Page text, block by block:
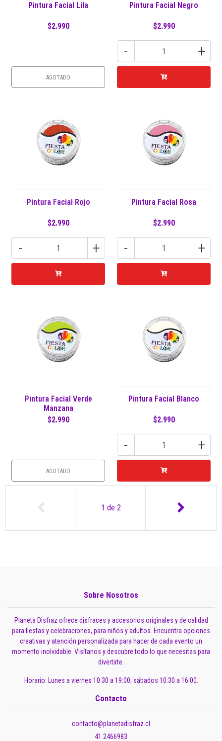
Pintura Facial Lila
$2.990
AGOTADO
Pintura Facial Negro
$2.990
- +
Pintura Facial Rojo
$2.990
- +
Pintura Facial Rosa
$2.990
- +
Pintura Facial Verde
Manzana
$2.990
AGOTADO
Pintura Facial Blanco
$2.990
- +
1 de 2
Sobre Nosotros
Planeta Disfraz ofrece disfraces y accesorios originales y de calidad
para fiestas y celebraciones, para niños y adultos. Encuentra opciones
creativas y atención personalizada para hacer de cada evento un
momento inolvidable. Visítanos y descubre todo lo que necesitas para
divertirte.
Horario: Lunes a viernes 10:30 a 19:00; sábados 10:30 a 16:00.
Contacto
contacto@planetadisfraz.cl
41 2466983